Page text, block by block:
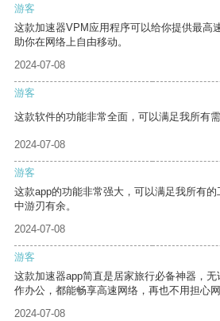
游客
这款加速器VPM应用程序可以给你提供最高
助你在网络上自由移动。
2024-07-08
游客
这款软件的功能非常全面，可以满足我所有需
2024-07-08
游客
这款app的功能非常强大，可以满足我所有
中游刃有余。
2024-07-08
游客
这款加速器app简直是居家旅行必备神器，
作办公，都能畅享高速网络，再也不用担心网
2024-07-08